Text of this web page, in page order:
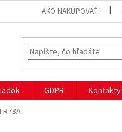
AKO NAKUPOVAŤ
GDPR
Kontakty